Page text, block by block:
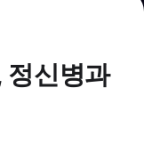
정신병과